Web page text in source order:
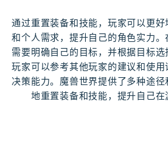
通过重置装备和技能，玩家可以更
和个人需求，提升自己的角色实力
需要明确自己的目标，并根据目标选
玩家可以参考其他玩家的建议和使
决策能力。魔兽世界提供了多种途
地重置装备和技能，提升自己在